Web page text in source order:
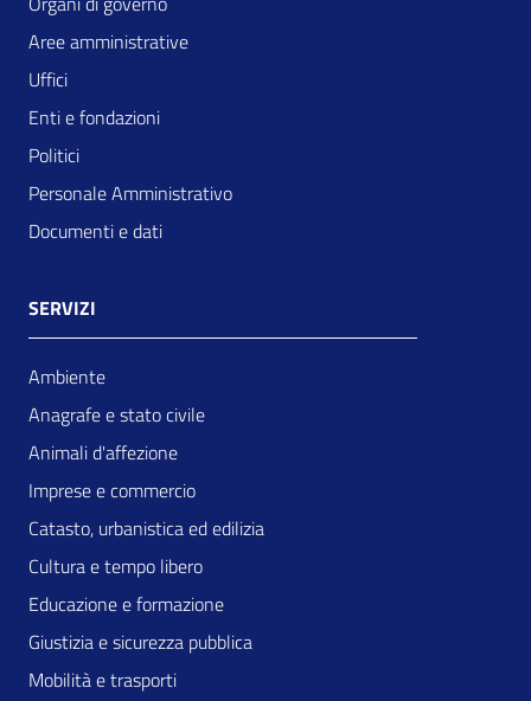
Aree amministrative
Uffici
Enti e fondazioni
Politici
Personale Amministrativo
Documenti e dati
SERVIZI
Ambiente
Anagrafe e stato civile
Animali d'affezione
Imprese e commercio
Catasto, urbanistica ed edilizia
Cultura e tempo libero
Educazione e formazione
Giustizia e sicurezza pubblica
Mobilità e trasporti